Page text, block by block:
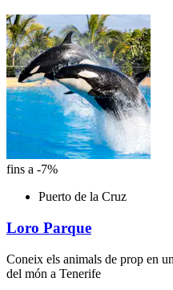
fins a -7%
Puerto de la Cruz
Loro Parque
Coneix els animals de prop en
del món a Tenerife